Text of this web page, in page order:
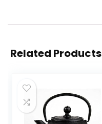
Related Products